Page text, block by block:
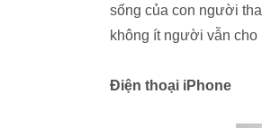
sống của con người
không ít người vẫn cho
Điện thoại iPhone